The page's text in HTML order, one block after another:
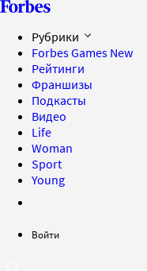
Рубрики
Forbes Games New
Рейтинги
Франшизы
Подкасты
Видео
Life
Woman
Sport
Young
Войти